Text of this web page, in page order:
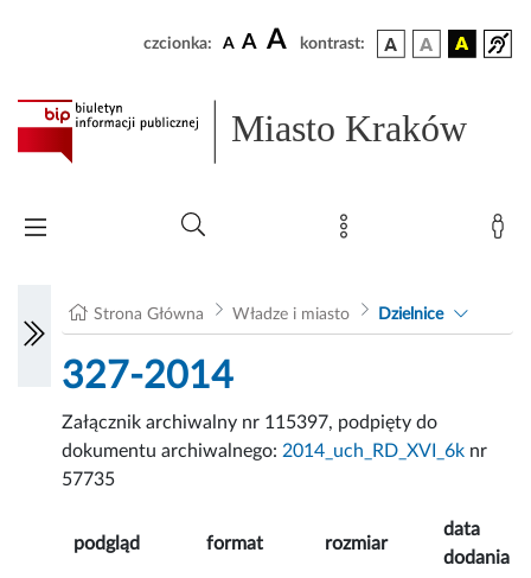
czcionka: A A A kontrast:
Miasto Kraków
Strona Główna Władze i miasto Dzielnice
327-2014
Załącznik archiwalny nr 115397, podpięty do
dokumentu archiwalnego: 2014_uch_RD_XVI_6k nr
57735
podgląd format rozmiar
data
dodania